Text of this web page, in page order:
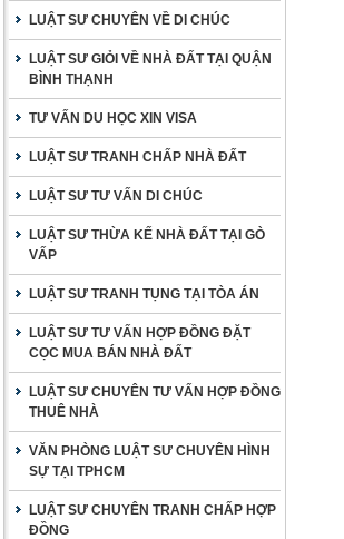
LUẬT SƯ CHUYÊN VỀ DI CHÚC
LUẬT SƯ GIỎI VỀ NHÀ ĐẤT TẠI QUẬN
BÌNH THẠNH
TƯ VẤN DU HỌC XIN VISA
LUẬT SƯ TRANH CHẤP NHÀ ĐẤT
LUẬT SƯ TƯ VẤN DI CHÚC
LUẬT SƯ THỪA KẾ NHÀ ĐẤT TẠI GÒ
VẤP
LUẬT SƯ TRANH TỤNG TẠI TÒA ÁN
LUẬT SƯ TƯ VẤN HỢP ĐỒNG ĐẶT
CỌC MUA BÁN NHÀ ĐẤT
LUẬT SƯ CHUYÊN TƯ VẤN HỢP ĐỒNG
THUÊ NHÀ
VĂN PHÒNG LUẬT SƯ CHUYÊN HÌNH
SỰ TẠI TPHCM
LUẬT SƯ CHUYÊN TRANH CHẤP HỢP
ĐỒNG